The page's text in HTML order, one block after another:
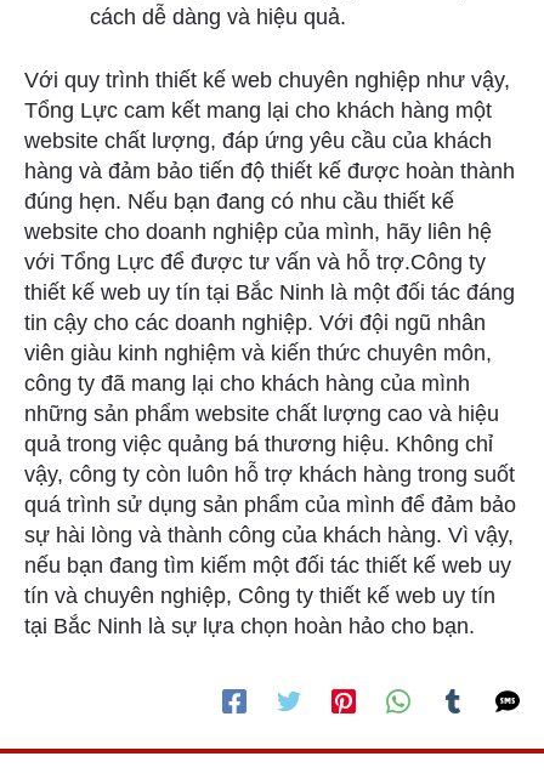
cách dễ dàng và hiệu quả.
Với quy trình thiết kế web chuyên nghiệp như vậy,
Tổng Lực cam kết mang lại cho khách hàng một
website chất lượng, đáp ứng yêu cầu của khách
hàng và đảm bảo tiến độ thiết kế được hoàn thành
đúng hẹn. Nếu bạn đang có nhu cầu thiết kế
website cho doanh nghiệp của mình, hãy liên hệ
với Tổng Lực để được tư vấn và hỗ trợ.Công ty
thiết kế web uy tín tại Bắc Ninh là một đối tác đáng
tin cậy cho các doanh nghiệp. Với đội ngũ nhân
viên giàu kinh nghiệm và kiến thức chuyên môn,
công ty đã mang lại cho khách hàng của mình
những sản phẩm website chất lượng cao và hiệu
quả trong việc quảng bá thương hiệu. Không chỉ
vậy, công ty còn luôn hỗ trợ khách hàng trong suốt
quá trình sử dụng sản phẩm của mình để đảm bảo
sự hài lòng và thành công của khách hàng. Vì vậy,
nếu bạn đang tìm kiếm một đối tác thiết kế web uy
tín và chuyên nghiệp, Công ty thiết kế web uy tín
tại Bắc Ninh là sự lựa chọn hoàn hảo cho bạn.